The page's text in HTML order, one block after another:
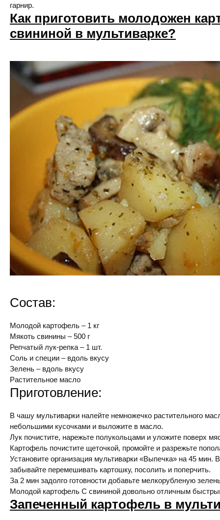
гарнир.
Как приготовить молодожен
свининой в мультиварке?
Состав:
Молодой картофель – 1 кг
Мякоть свинины – 500 г
Репчатый лук-репка – 1 шт.
Соль и специи – вдоль вкусу
Зелень – вдоль вкусу
Растительное масло
Приготовление:
В чашу мультиварки налейте немножечко растительного
небольшими кусочками и выложите в масло.
Лук почистите, нарежьте полукольцами и уложите поверх
Картофель почистите щеточкой, промойте и разрежьте
Установите организация мультиварки «Выпечка» на 45 мин.
забывайте перемешивать картошку, посолить и поперчить.
За 2 мин задолго готовности добавьте мелкорубленую
Молодой картофель С свининой довольно отличным
Запеченный картофель в